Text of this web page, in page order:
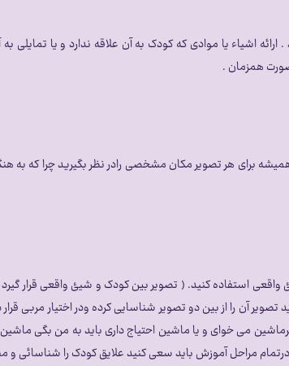
اشیاء یا موادی که کودک به آن علاقه ندارد و یا تمایلی
همزمان .
برای هر تصویر مکان مشخصی رادر نظر بگیرید چرا که به
استفاده کنید. ( تصویر بین کودک و شیئ واقعی قرار
آن را از بین دو تصویر شناسایی کرده ودر اختیار مربی
می خوای و یا ماشین احتیاج داری باید به من بگی
مراحل آموزش باید سعی کنید علایق کودک را شناسائی